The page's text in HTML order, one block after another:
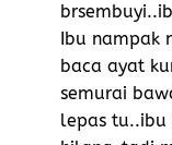
Ibu nampak
baca ayat
semurai
lepas tu..ibu